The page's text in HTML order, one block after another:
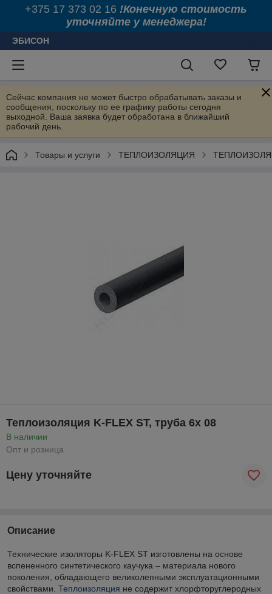
+375 17 373 02 16 !Конечную стоимость
уточняйте у менеджера!
ЭБИСОН
Сейчас компания не может быстро обрабатывать заказы и
сообщения, поскольку по ее графику работы сегодня
выходной. Ваша заявка будет обработана в ближайший
рабочий день.
Товары и услуги ТЕПЛОИЗОЛЯЦИЯ
Теплоизоляция K-FLEX ST, труба 6х 08
В наличии
Опт и розница
Цену уточняйте
Описание
Технические изоляторы K-FLEX ST изготовлены на основе
вспененного синтетического каучука – материала нового
поколения, обладающего великолепными эксплуатационными
свойствами. Теплоизоляция не содержит хлорфторуглеродных